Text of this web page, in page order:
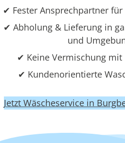
✔ Fester Ansprechpartner
✔ Abholung & Lieferung in
und
✔ Keine Vermischung mit
✔ Kundenorientierte
Jetzt Wäscheservice in